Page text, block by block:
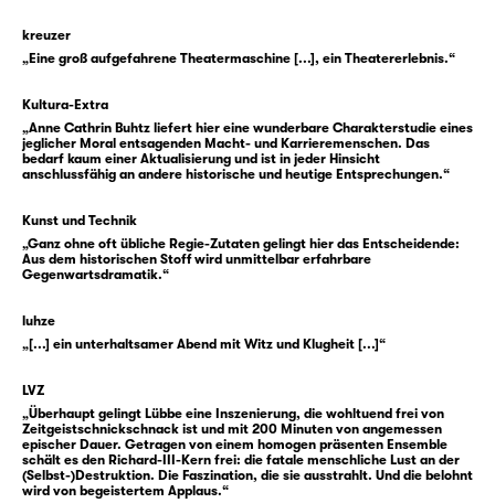
Und niemand ahnt, wie gut er genau damit in
schließlich König Richard III. Gloster ist dabei
klug, er ist schnell, er ist brutal — und allein
ist er dabei nie. Denn er weiß sich immer
nur die Figuren im Stück, sondern auch uns,
das Publikum.
der Aufstieg gelingt, desto stärker wird er
konfrontiert mit einer Reihe starker
Frauenfiguren wie Lady Anne, Königin
Elisabeth, Königin Margaret oder seiner
Mutter, der Herzogin von York.
Ob Witwe oder Mutter, Ehefrau oder
kreuzer
„Eine groß aufgefahrene Theatermaschine [...], ein Theatererlebnis.“
Kultura-Extra
„Anne Cathrin Buhtz liefert hier eine wunderbare Charakterstudie eines
jeglicher Moral entsagenden Macht- und Karrieremenschen. Das
bedarf kaum einer Aktualisierung und ist in jeder Hinsicht
anschlussfähig an andere historische und heutige Entsprechungen.“
Kunst und Technik
„Ganz ohne oft übliche Regie-Zutaten gelingt hier das Entscheidende:
Aus dem historischen Stoff wird unmittelbar erfahrbare
Gegenwartsdramatik.“
luhze
„[...] ein unterhaltsamer Abend mit Witz und Klugheit [...]“
LVZ
„Überhaupt gelingt Lübbe eine Inszenierung, die wohltuend frei von
Zeitgeistschnickschnack ist und mit 200 Minuten von angemessen
epischer Dauer. Getragen von einem homogen präsenten Ensemble
schält es den Richard-III-Kern frei: die fatale menschliche Lust an der
(Selbst-)Destruktion. Die Faszination, die sie ausstrahlt. Und die belohnt
wird von begeistertem Applaus.“